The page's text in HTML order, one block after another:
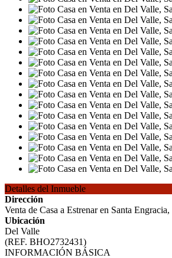
Detalles del Inmueble
Dirección
Venta de Casa a Estrenar en Santa
Ubicación
Del Valle
(REF. BHO2732431)
INFORMACIÓN BÁSICA